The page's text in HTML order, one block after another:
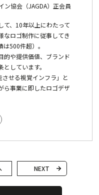
ン協会（JAGDA）正会員
て、10年以上にわたって
なロゴ制作に従事してき
500件超）。
的や提供価値、ブランド
しています。
せる視覚インフラ」と
ら事業に即したロゴデザ
NEXT